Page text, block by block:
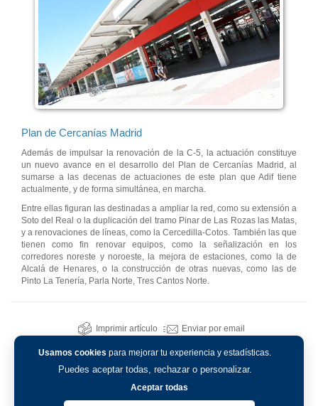
Usamos cookies para mejorar tu experiencia y estadísticas.
Puedes aceptar todas, rechazar o personalizar.
Aceptar todas
Plan de Cercanías Madrid
Además de impulsar la renovación de la C-5, la actuación constituye
un nuevo avance en el desarrollo del Plan de Cercanías Madrid, al
sumarse a las decenas de actuaciones de este plan que Adif tiene
actualmente, y de forma simultánea, en marcha.
Entre ellas figuran las destinadas a ampliar la red, como su extensión a
Soto del Real o la duplicación del tramo Pinar de Las Rozas las Matas,
y a renovaciones de líneas, como la Cercedilla-Cotos. También las que
tienen como fin renovar equipos, como la señalización en los
corredores noreste y noroeste, la mejora de estaciones, como la de
Alcalá de Henares, o la construcción de otras nuevas, como las de
Pinto La Tenería, Parla Norte, Tres Cantos Norte.
Imprimir artículo Enviar por email